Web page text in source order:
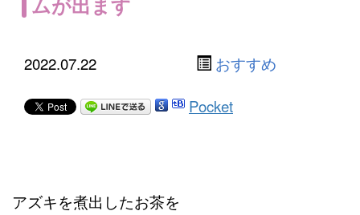
2022.07.22 おすすめ
Pocket
アズキを煮出したお茶を